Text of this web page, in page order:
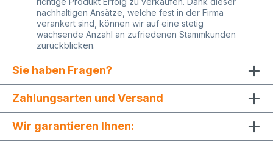
Ihr Auszeichnungsgerät benötigt, so lassen Sie
sich bitte von uns beraten. Wir freuen uns auf Sie!
nachhaltigen Ansätze, welche fest in der Firma
verankert sind, können wir auf eine stetig
wachsende Anzahl an zufriedenen Stammkunden
zurückblicken.
Sie haben Fragen?
Zahlungsarten und Versand
Wir garantieren Ihnen: